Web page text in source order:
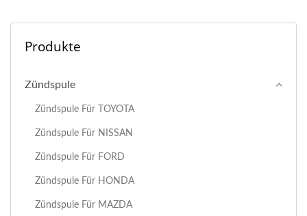
Produkte
Zündspule
Zündspule Für TOYOTA
Zündspule Für NISSAN
Zündspule Für FORD
Zündspule Für HONDA
Zündspule Für MAZDA